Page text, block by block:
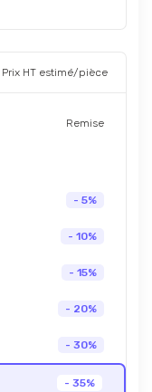
Prix HT estimé/pièce
Remise
- 5%
- 10%
- 15%
- 20%
- 30%
- 35%